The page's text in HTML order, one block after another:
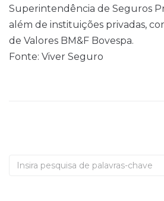
Superintendência de Seguros
além de instituições privadas,
de Valores BM&F Bovespa.
Fonte: Viver Seguro